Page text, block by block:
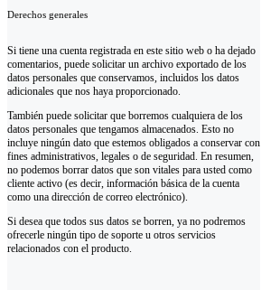
Derechos generales
Si tiene una cuenta registrada en este sitio web o ha dejado
comentarios, puede solicitar un archivo exportado de los
datos personales que conservamos, incluidos los datos
adicionales que nos haya proporcionado.
También puede solicitar que borremos cualquiera de los
datos personales que tengamos almacenados. Esto no
incluye ningún dato que estemos obligados a conservar con
fines administrativos, legales o de seguridad. En resumen,
no podemos borrar datos que son vitales para usted como
cliente activo (es decir, información básica de la cuenta
como una dirección de correo electrónico).
Si desea que todos sus datos se borren, ya no podremos
ofrecerle ningún tipo de soporte u otros servicios
relacionados con el producto.